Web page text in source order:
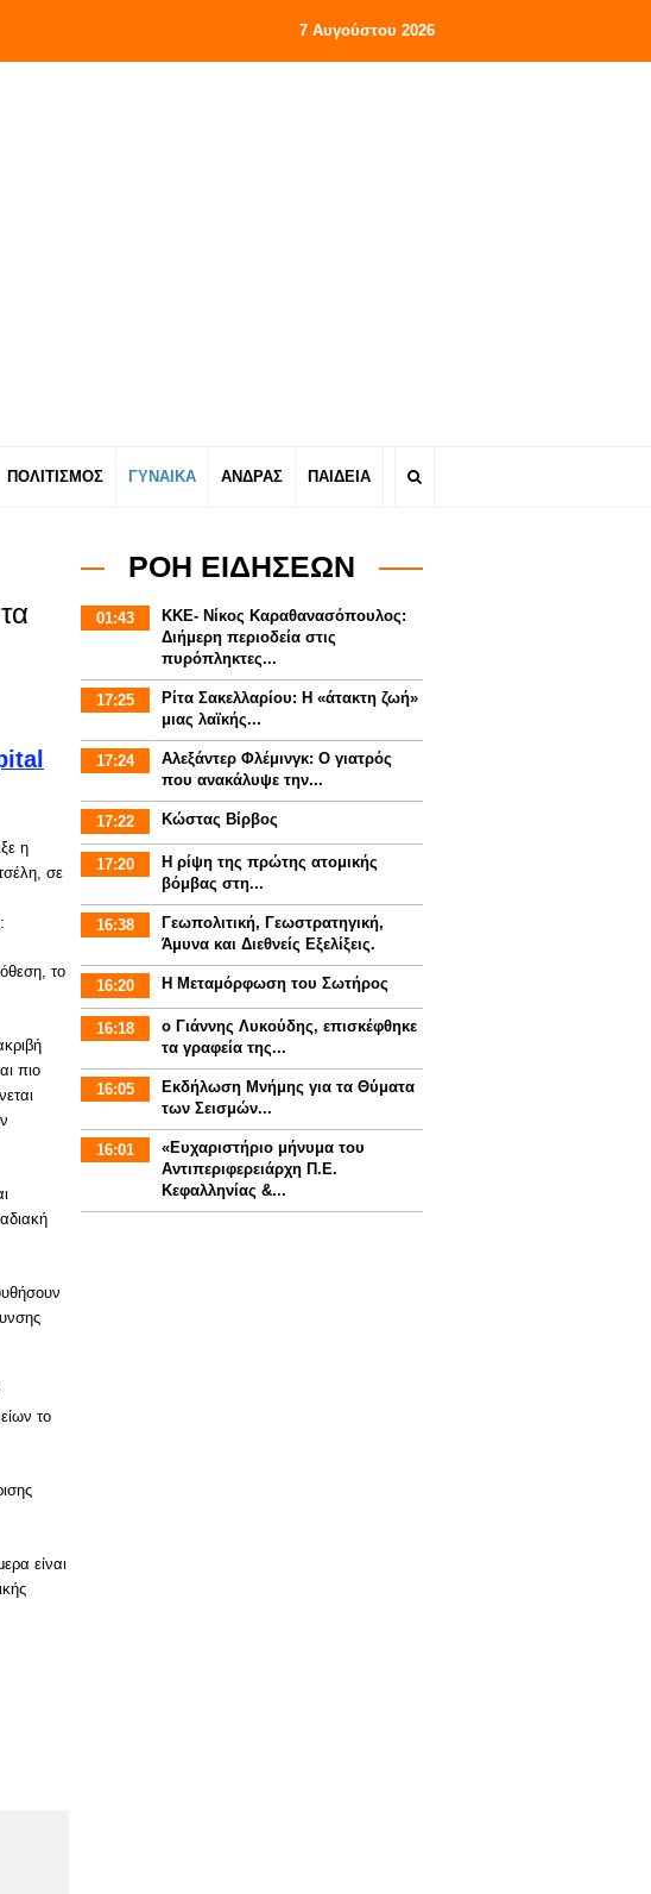
7 Αυγούστου 2026
ΠΟΛΙΤΙΣΜΟΣ ΓΥΝΑΙΚΑ ΑΝΔΡΑΣ ΠΑΙΔΕΙΑ
η
σε
το
πιο
το
είναι
ΡΟΗ ΕΙΔΗΣΕΩΝ
01:43
ΚΚΕ- Νίκος Καραθανασόπουλος:
Διήμερη περιοδεία στις
πυρόπληκτες...
17:25
Ρίτα Σακελλαρίου: Η «άτακτη ζωή»
μιας λαϊκής...
17:24
Αλεξάντερ Φλέμινγκ: Ο γιατρός
που ανακάλυψε την...
17:22 Κώστας Βίρβος
17:20
Η ρίψη της πρώτης ατομικής
βόμβας στη...
16:38
Γεωπολιτική, Γεωστρατηγική,
Άμυνα και Διεθνείς Εξελίξεις.
16:20 Η Μεταμόρφωση του Σωτήρος
16:18
ο Γιάννης Λυκούδης, επισκέφθηκε
τα γραφεία της...
16:05
Εκδήλωση Μνήμης για τα Θύματα
των Σεισμών...
16:01
«Ευχαριστήριο μήνυμα του
Αντιπεριφερειάρχη Π.Ε.
Κεφαλληνίας &...